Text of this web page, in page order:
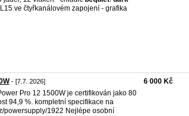
ve čtyřkanálovém zapojení - grafika
- [7.7. 2026]
Pro 12 1500W je certifikován jako 80
94,9 %. kompletní specifikace na
powersupply/1922 Nejlépe osobní
6 000 Kč